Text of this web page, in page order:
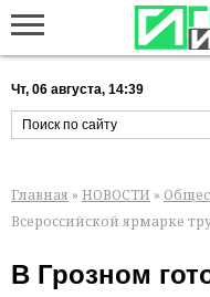
Чт, 06 августа, 14:39
Главная » НОВОСТИ »
Всероссийской ярмарке
В Грозном